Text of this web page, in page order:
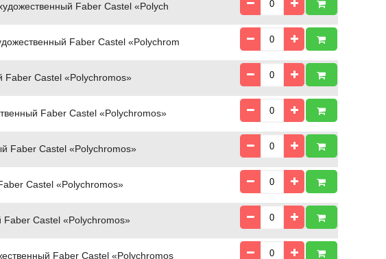
Faber Castel «Polych
Faber Castel «Polychrom
Faber Castel «Polychromos»
Faber Castel «Polychromos»
Faber Castel «Polychromos»
Castel «Polychromos»
Castel «Polychromos»
Faber Castel «Polychromos